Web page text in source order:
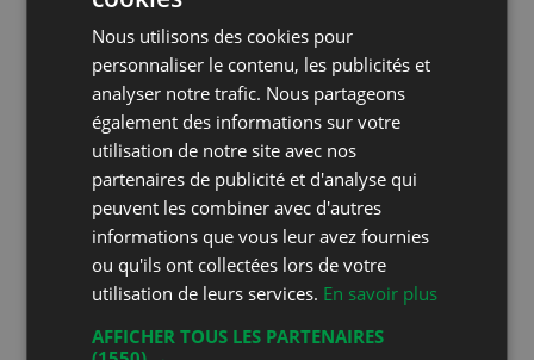
Autres Cépages Blancs
Blanc Fumé
89.20/100
Argent
Nous utilisons des cookies pour
personnaliser le contenu, les publicités et
analyser notre trafic. Nous partageons
également des informations sur votre
utilisation de notre site avec nos
partenaires de publicité et d'analyse qui
peuvent les combiner avec d'autres
informations que vous leur avez fournies
ou qu'ils ont collectées lors de votre
utilisation de leurs services. En savoir plus
AFFICHER TOUS LES PARTENAIRES